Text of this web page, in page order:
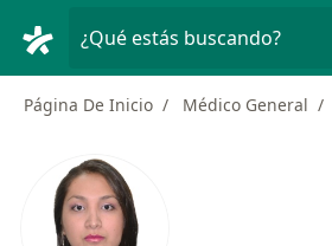
¿Qué estás buscando?
Página De Inicio Médico General